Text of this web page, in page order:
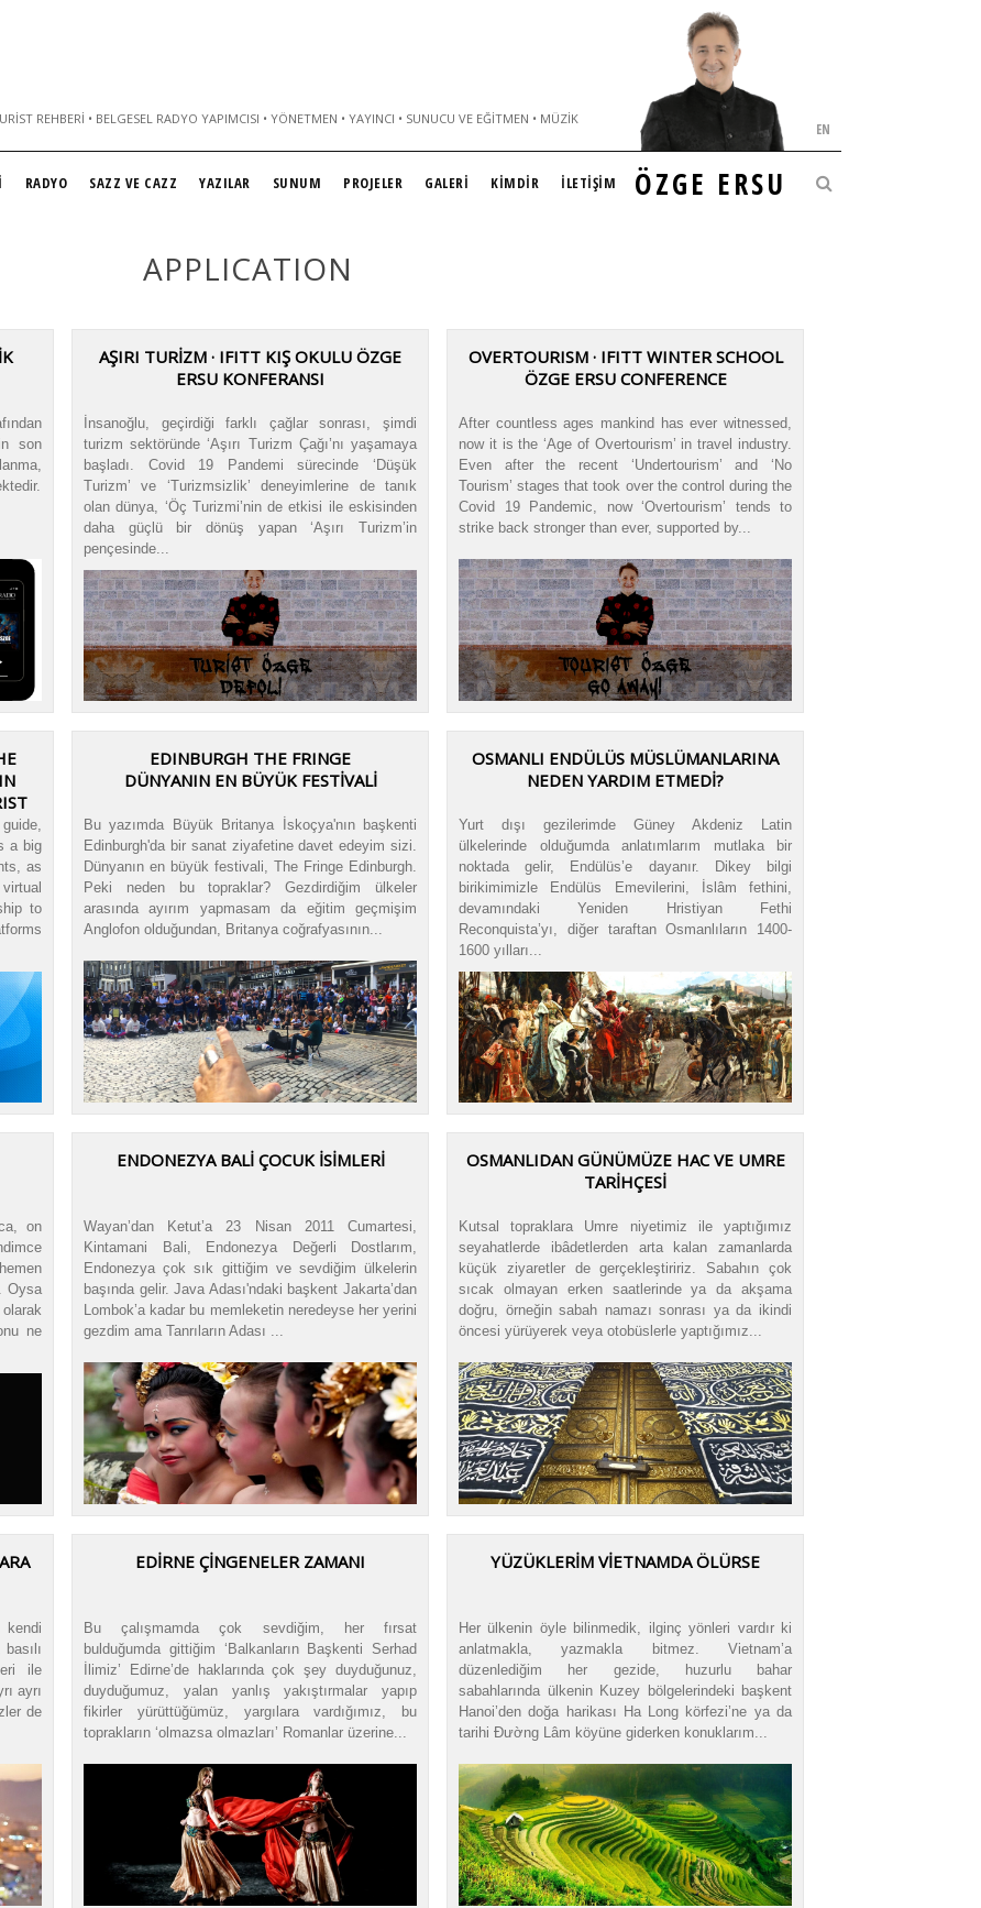
REHBERI • BELGESEL RADYO YAPIMCISI • YÖNETMEN • YAYINCI • SUNUCU VE EĞITMEN • MÜZIK
ÖZGE ERSU
EN
RADYO SAZZ VE CAZZ YAZILAR SUNUM PROJELER GALERİ KİMDİR İLETİŞİM
APPLICATION
son
AŞIRI TURİZM · IFITT KIŞ OKULU ÖZGE
ERSU KONFERANSI
İnsanoğlu, geçirdiği farklı çağlar sonrası, şimdi
turizm sektöründe ‘Aşırı Turizm Çağı’nı yaşamaya
başladı. Covid 19 Pandemi sürecinde ‘Düşük
Turizm’ ve ‘Turizmsizlik’ deneyimlerine de tanık
olan dünya, ‘Öç Turizmi’nin de etkisi ile eskisinden
daha güçlü bir dönüş yapan ‘Aşırı Turizm’in
pençesinde...
OVERTOURISM · IFITT WINTER SCHOOL
ÖZGE ERSU CONFERENCE
After countless ages mankind has ever witnessed,
now it is the ‘Age of Overtourism’ in travel industry.
Even after the recent ‘Undertourism’ and ‘No
Tourism’ stages that took over the control during the
Covid 19 Pandemic, now ‘Overtourism’ tends to
strike back stronger than ever, supported by...
a big
as
to
EDINBURGH THE FRINGE
DÜNYANIN EN BÜYÜK FESTİVALİ
Bu yazımda Büyük Britanya İskoçya'nın başkenti
Edinburgh'da bir sanat ziyafetine davet edeyim sizi.
Dünyanın en büyük festivali, The Fringe Edinburgh.
Peki neden bu topraklar? Gezdirdiğim ülkeler
arasında ayırım yapmasam da eğitim geçmişim
Anglofon olduğundan, Britanya coğrafyasının...
OSMANLI ENDÜLÜS MÜSLÜMANLARINA
NEDEN YARDIM ETMEDİ?
Yurt dışı gezilerimde Güney Akdeniz Latin
ülkelerinde olduğumda anlatımlarım mutlaka bir
noktada gelir, Endülüs’e dayanır. Dikey bilgi
birikimimizle Endülüs Emevilerini, İslâm fethini,
devamındaki Yeniden Hristiyan Fethi
Reconquista’yı, diğer taraftan Osmanlıların 1400-
1600 yılları...
on
Oysa
ne
ENDONEZYA BALİ ÇOCUK İSİMLERİ
Wayan’dan Ketut’a 23 Nisan 2011 Cumartesi,
Kintamani Bali, Endonezya Değerli Dostlarım,
Endonezya çok sık gittiğim ve sevdiğim ülkelerin
başında gelir. Java Adası'ndaki başkent Jakarta’dan
Lombok’a kadar bu memleketin neredeyse her yerini
gezdim ama Tanrıların Adası ...
OSMANLIDAN GÜNÜMÜZE HAC VE UMRE
TARİHÇESİ
Kutsal topraklara Umre niyetimiz ile yaptığımız
seyahatlerde ibâdetlerden arta kalan zamanlarda
küçük ziyaretler de gerçekleştiririz. Sabahın çok
sıcak olmayan erken saatlerinde ya da akşama
doğru, örneğin sabah namazı sonrası ya da ikindi
öncesi yürüyerek veya otobüslerle yaptığımız...
ile
ayrı
de
EDİRNE ÇİNGENELER ZAMANI
Bu çalışmamda çok sevdiğim, her fırsat
bulduğumda gittiğim ‘Balkanların Başkenti Serhad
İlimiz’ Edirne’de haklarında çok şey duyduğunuz,
duyduğumuz, yalan yanlış yakıştırmalar yapıp
fikirler yürüttüğümüz, yargılara vardığımız, bu
toprakların ‘olmazsa olmazları’ Romanlar üzerine...
YÜZÜKLERİM VİETNAMDA ÖLÜRSE
Her ülkenin öyle bilinmedik, ilginç yönleri vardır ki
anlatmakla, yazmakla bitmez. Vietnam’a
düzenlediğim her gezide, huzurlu bahar
sabahlarında ülkenin Kuzey bölgelerindeki başkent
Hanoi’den doğa harikası Ha Long körfezi’ne ya da
tarihi Đường Lâm köyüne giderken konuklarım...